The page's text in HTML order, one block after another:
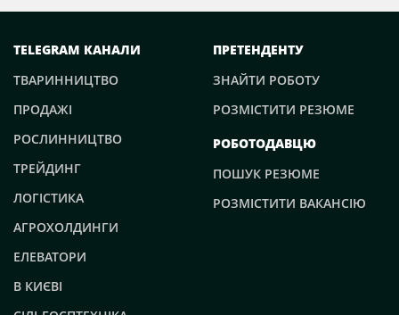
TELEGRAM КАНАЛИ
ТВАРИННИЦТВО
ПРОДАЖІ
РОСЛИННИЦТВО
ТРЕЙДИНГ
ЛОГІСТИКА
АГРОХОЛДИНГИ
ЕЛЕВАТОРИ
В КИЄВІ
ПРЕТЕНДЕНТУ
ЗНАЙТИ РОБОТУ
РОЗМІСТИТИ РЕЗЮМЕ
РОБОТОДАВЦЮ
ПОШУК РЕЗЮМЕ
РОЗМІСТИТИ ВАКАНСІЮ